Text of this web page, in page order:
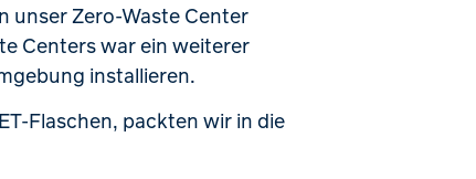
unser Zero-Waste Center
Centers war ein weiterer
installieren.
Flaschen, packten wir in die